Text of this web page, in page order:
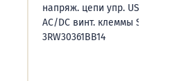
напряж. цепи упр. US 110-
AC/DC винт. клеммы
3RW30361BB14